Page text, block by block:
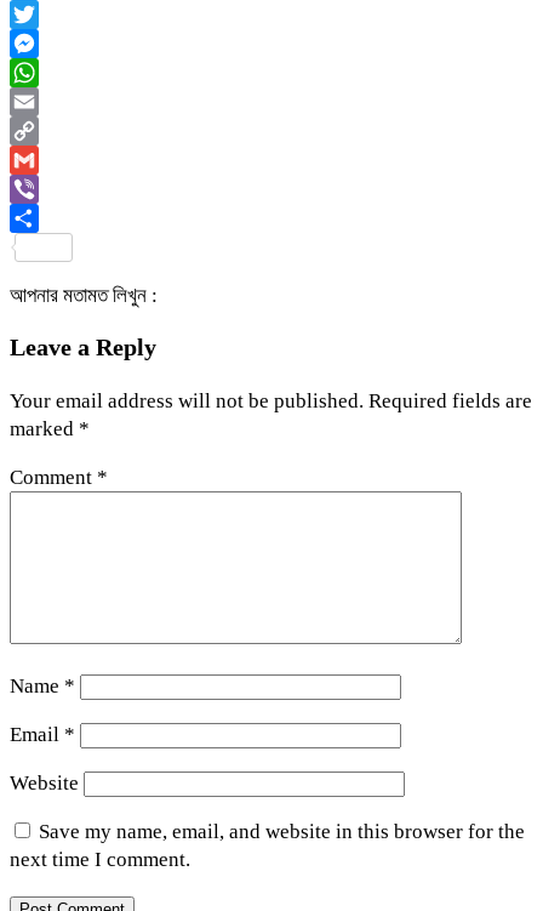
Facebook
Twitter
Messenger
WhatsApp
Email
Copy
Link
Gmail
Viber
আপনার মতামত লিখুন :
Leave a Reply
Your email address will not be published. Required fields are
marked *
Comment *
Name *
Email *
Website
Save my name, email, and website in this browser for the
next time I comment.